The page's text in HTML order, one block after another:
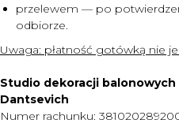
przelewem — po
odbiorze.
Uwaga: płatność gotówką nie
Studio dekoracji
Dantsevich
Numer rachunku:
KONTAKT
O NAS
CENNIK
DOSTAWA I PŁATNOŚĆ
WARTO WIEDZIEĆ